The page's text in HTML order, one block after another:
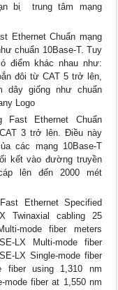
bi ̣ trung tâm mạng
Ethernet Chuẩn mạng
chuẩn 10Base-T. Tuy
điểm khác nhau như:
đôi từ CAT 5 trở lên,
giống như chuẩn
Logo
Fast Ethernet Chuẩn
3 trở lên. Điều này
các mạng 10Base-T
kết vào đường truyền
lên đến 2000 mét
Ethernet Specified
Twinaxial cabling 25
mode fiber meters
Multi-mode fiber
Single-mode fiber
fiber using 1,310 nm
mode fiber at 1,550 nm